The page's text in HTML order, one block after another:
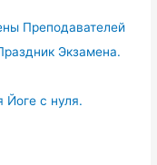
Преподавателей
Экзамена.
Йоге с нуля.